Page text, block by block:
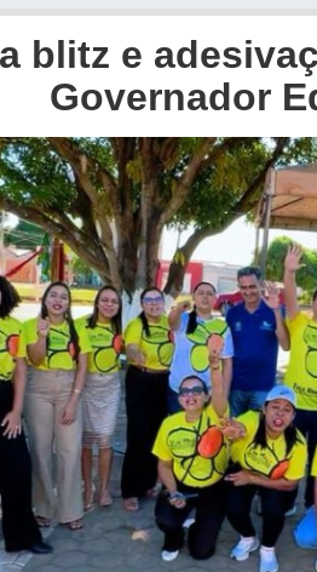
blitz e
Governador